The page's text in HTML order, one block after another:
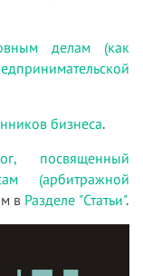
делам (как
бизнеса.
посвященный
(арбитражной
в Разделе "Статьи".